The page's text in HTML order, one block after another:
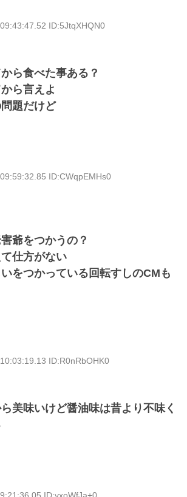
ID:5JtqXHQN0
ら食べた事ある？
ら言えよ
題だけど
ID:CWqpEMHs0
爺をつかうの？
仕方がない
をつかっている回転すしのCMも
ID:R0nRbOHK0
美味いけど醤油味は昔より不味く